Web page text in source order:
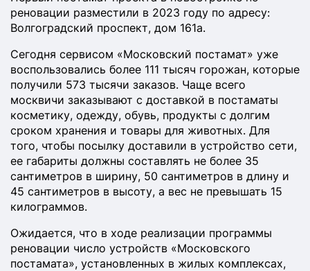
реновации разместили в 2023 году по адресу:
Волгоградский проспект, дом 161а.
Сегодня сервисом «Московский постамат» уже
воспользовались более 111 тысяч горожан, которые
получили 573 тысячи заказов. Чаще всего
москвичи заказывают с доставкой в постаматы
косметику, одежду, обувь, продукты с долгим
сроком хранения и товары для животных. Для
того, чтобы посылку доставили в устройство сети,
ее габариты должны составлять не более 35
сантиметров в ширину, 50 сантиметров в длину и
45 сантиметров в высоту, а вес не превышать 15
килограммов.
Ожидается, что в ходе реализации программы
реновации число устройств «Московского
постамата», установленных в жилых комплексах,